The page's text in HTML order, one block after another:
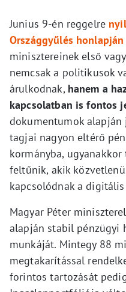
Junius 9-én reggelre
Országgyűlés honlapján
minisztereinek első
nemcsak a politikusok
árulkodnak, hanem a
kapcsolatban is fontos
dokumentumok
tagjai nagyon eltérő
kormányba,
feltűnik, akik
kapcsolódnak a
Magyar Péter
alapján stabil pénzügyi
munkáját. Mintegy 88
megtakarítással
forintos tartozását